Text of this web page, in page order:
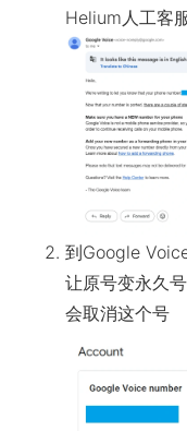
Helium人工客
到Google
让原号变永久
会取消这个号